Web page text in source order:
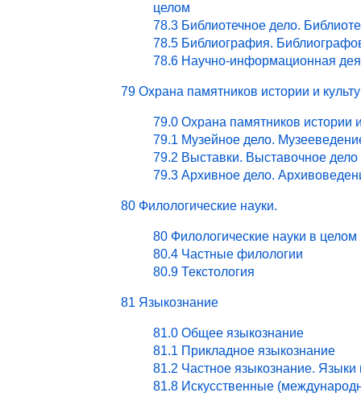
целом
78.3 Библиотечное дело.
78.5 Библиография.
78.6 Научно-информационная
79 Охрана памятников истории и
79.0 Охрана памятников истории
79.1 Музейное дело.
79.2 Выставки. Выставочное дело
79.3 Архивное дело.
80 Филологические науки.
80 Филологические науки в целом
80.4 Частные филологии
80.9 Текстология
81 Языкознание
81.0 Общее языкознание
81.1 Прикладное языкознание
81.2 Частное языкознание. Языки
81.8 Искусственные